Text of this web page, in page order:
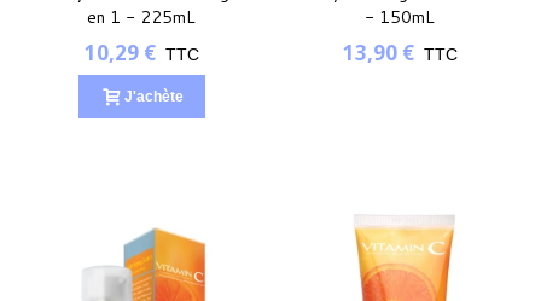
en 1 - 225mL
10,29 € TTC
J'achète
- 150mL
13,90 € TTC